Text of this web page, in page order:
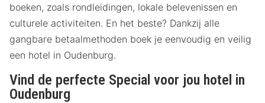
boeken, zoals rondleidingen, lokale belevenissen en
culturele activiteiten. En het beste? Dankzij alle
gangbare betaalmethoden boek je eenvoudig en veilig
een hotel in Oudenburg.
Vind de perfecte Special voor jou hotel in
Oudenburg